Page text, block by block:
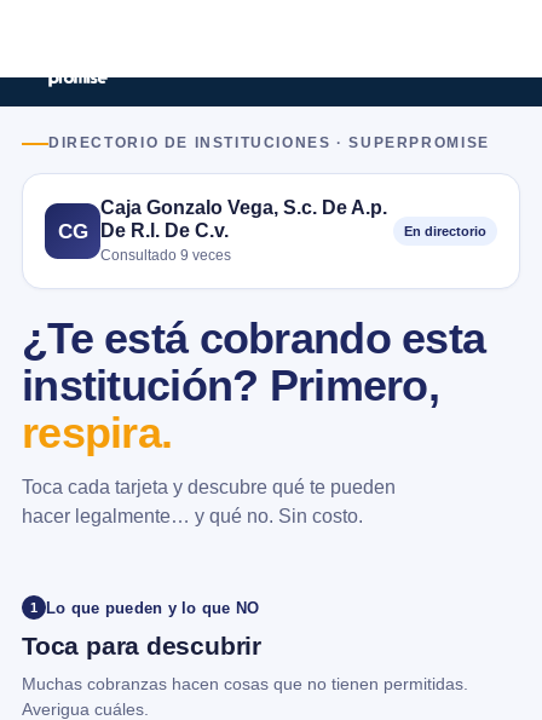
DIRECTORIO DE INSTITUCIONES · SUPERPROMISE
CG
Caja Gonzalo Vega, S.c. De A.p.
De R.l. De C.v.
Consultado 9 veces
En directorio
¿Te está cobrando esta
institución? Primero,
respira.
Toca cada tarjeta y descubre qué te pueden
hacer legalmente… y qué no. Sin costo.
1 Lo que pueden y lo que NO
Toca para descubrir
Muchas cobranzas hacen cosas que no tienen permitidas.
Averigua cuáles.